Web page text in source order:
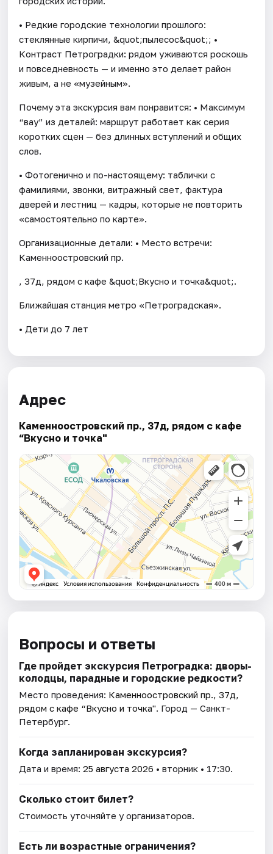
• Редкие городские технологии прошлого:
стеклянные кирпичи, &quot;пылесос&quot;; •
Контраст Петроградки: рядом уживаются роскошь
и повседневность — и именно это делает район
живым, а не «музейным».
Почему эта экскурсия вам понравится: • Максимум
“вау” из деталей: маршрут работает как серия
коротких сцен — без длинных вступлений и общих
слов.
• Фотогенично и по-настоящему: таблички с
фамилиями, звонки, витражный свет, фактура
дверей и лестниц — кадры, которые не повторить
«самостоятельно по карте».
Организационные детали: • Место встречи:
Каменноостровский пр.
, 37д, рядом с кафе &quot;Вкусно и точка&quot;.
Ближайшая станция метро «Петроградская».
• Дети до 7 лет
Адрес
Каменноостровский пр., 37д, рядом с кафе
“Вкусно и точка"
Вопросы и ответы
Где пройдет экскурсия Петроградка: дворы-
колодцы, парадные и городские редкости?
Место проведения: Каменноостровский пр., 37д,
рядом с кафе “Вкусно и точка". Город — Санкт-
Петербург.
Когда запланирован экскурсия?
Дата и время:25 августа 2026 • вторник • 17:30.
Сколько стоит билет?
Стоимость уточняйте у организаторов.
Есть ли возрастные ограничения?